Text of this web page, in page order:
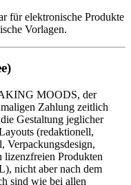
für elektronische Produkte
Vorlagen.
MOODS, der
Zahlung zeitlich
Gestaltung jeglicher
(redaktionell,
Verpackungsdesign,
lizenzfreien Produkten
nicht aber nach dem
sind wie bei allen